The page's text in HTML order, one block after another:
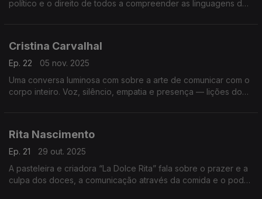
político e o direito de todos a compreender as linguagens do
Cristina Carvalhal
Ep. 22
05 nov. 2025
Uma conversa luminosa com sobre a arte de comunicar com o
corpo inteiro. Voz, silêncio, empatia e presença — lições do
Rita Nascimento
Ep. 21
29 out. 2025
A pasteleira e criadora “La Dolce Rita” fala sobre o prazer e a
culpa dos doces, a comunicação através da comida e o poder